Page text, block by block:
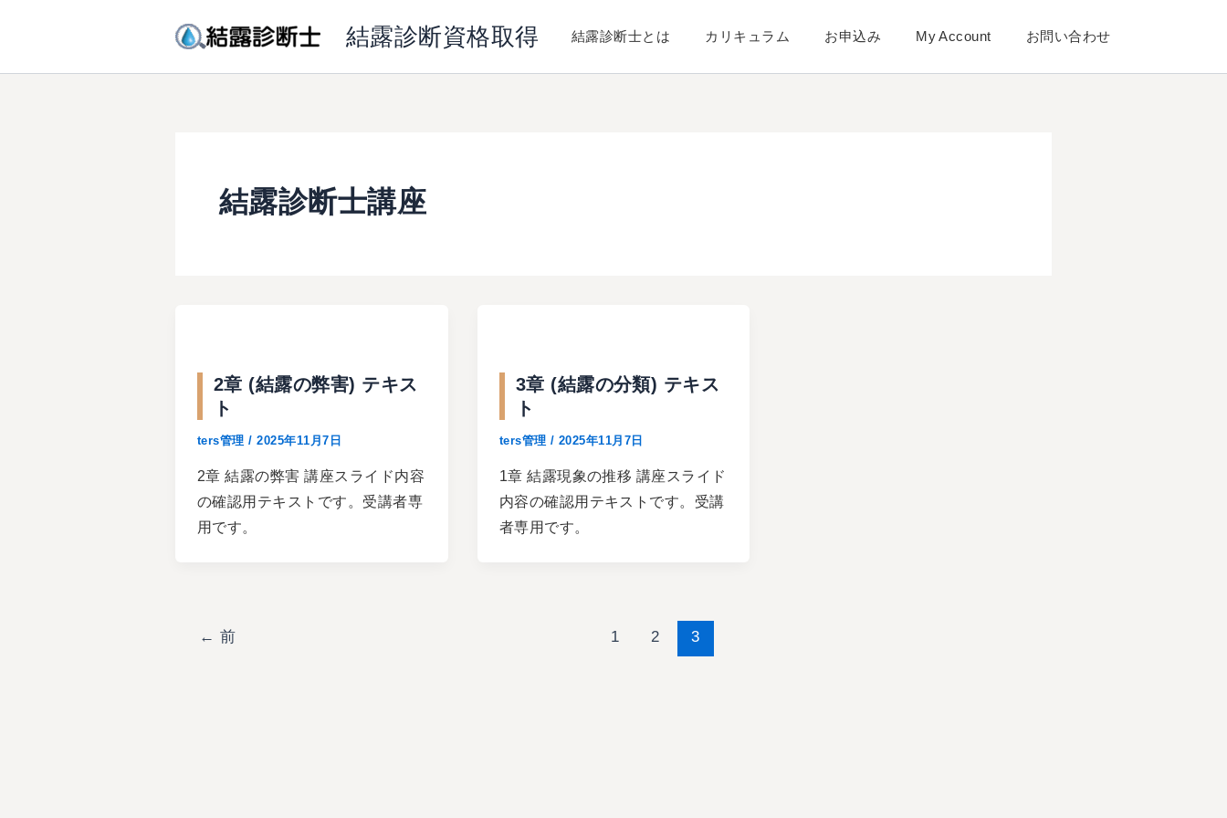
結露診断資格取得 結露診断士とは カリキュラム お申込み My Account お問い合わせ
結露診断士講座
2章 (結露の弊害) テキス
ト
ters管理/2025年11月7日
2章 結露の弊害 講座スライド内容
の確認用テキストです。受講者専
用です。
3章 (結露の分類) テキス
ト
ters管理 / 2025年11月7日
1章 結露現象の推移 講座スライド
内容の確認用テキストです。受講
者専用です。
← 前 1 2 3